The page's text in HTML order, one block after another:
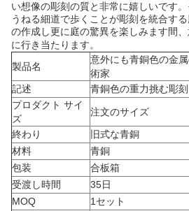
い想像の彫刻の質と非常に嬉しいです
うねる細道で歩くことが彫刻を統合す
の作成し更に庭の驚異を楽しみます間
に行き当たります。
製品名
意外にも青銅色の金
術家
記述
青銅色の重力挑む彫刻
プロダクト サイ
ズ
注文のサイズ
終わり
旧式な青銅
材料
青銅
包装
合板箱
受渡し時間
35日
MOQ
1セット